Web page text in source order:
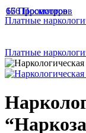
Платные
Платные
166 Просмотров
67 Просмотров
65 Просмотров